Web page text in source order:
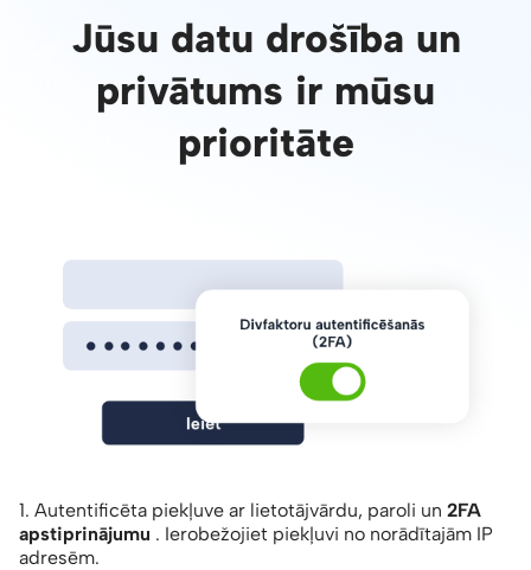
Jūsu datu drošība un
privātums ir mūsu
prioritāte
1. Autentificēta piekļuve ar lietotājvārdu, paroli un 2FA
apstiprinājumu . Ierobežojiet piekļuvi no norādītajām IP
adresēm.